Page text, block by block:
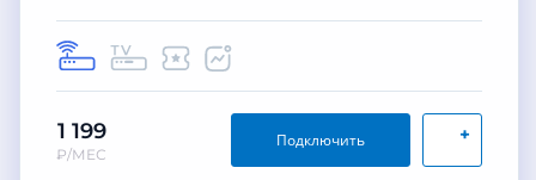
1 199
₽/МЕС
+
Подключить